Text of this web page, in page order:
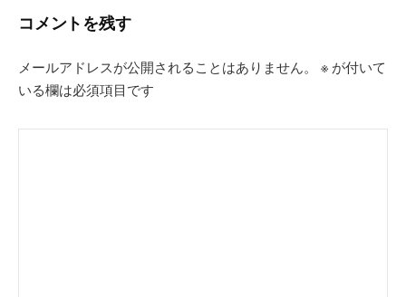
ー
ョ
ン
コメントを残す
メールアドレスが公開されることはありません。 ※ が付いて
いる欄は必須項目です